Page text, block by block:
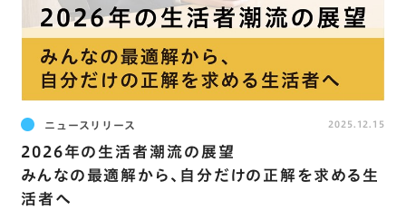
ニュースリリース
2026年の生活者潮流の展望
みんなの最適解から、自分だけの正解を求める生
活者へ
2025.12.15